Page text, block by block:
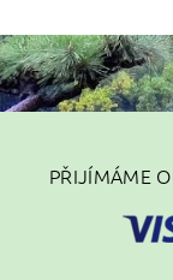
PŘIJÍMÁME